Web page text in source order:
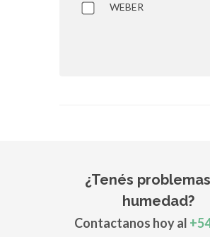
WEBER
¿Tenés
humedad?
Contactanos hoy al